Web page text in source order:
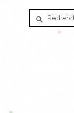
Recherche
pour :
Recherche